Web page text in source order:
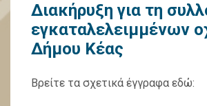
Διακήρυξη για τη
εγκαταλελειμμένων
Δήμου Κέας
Βρείτε τα σχετικά έγγραφα εδώ: